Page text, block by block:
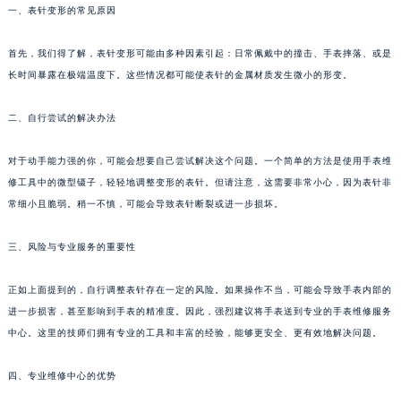
一、表针变形的常见原因
首先，我们得了解，表针变形可能由多种因素引起：日常佩戴中的撞击、手表摔落、或是
长时间暴露在极端温度下。这些情况都可能使表针的金属材质发生微小的形变。
二、自行尝试的解决办法
对于动手能力强的你，可能会想要自己尝试解决这个问题。一个简单的方法是使用手表维
修工具中的微型镊子，轻轻地调整变形的表针。但请注意，这需要非常小心，因为表针非
常细小且脆弱。稍一不慎，可能会导致表针断裂或进一步损坏。
三、风险与专业服务的重要性
正如上面提到的，自行调整表针存在一定的风险。如果操作不当，可能会导致手表内部的
进一步损害，甚至影响到手表的精准度。因此，强烈建议将手表送到专业的手表维修服务
中心。这里的技师们拥有专业的工具和丰富的经验，能够更安全、更有效地解决问题。
四、专业维修中心的优势